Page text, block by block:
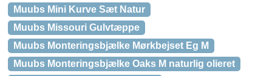
Muubs Mini Kurve Sæt Natur
Muubs Missouri Gulvtæppe
Muubs Monteringsbjælke Mørkbejset Eg M
Muubs Monteringsbjælke Oaks M naturlig olieret